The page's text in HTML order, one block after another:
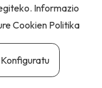
Informazio
Cookien Politika
Konfiguratu